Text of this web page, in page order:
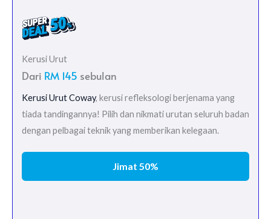
Kerusi Urut
Dari RM 145 sebulan
Kerusi Urut Coway, kerusi refleksologi berjenama yang
tiada tandingannya! Pilih dan nikmati urutan seluruh badan
dengan pelbagai teknik yang memberikan kelegaan.
Jimat 50%